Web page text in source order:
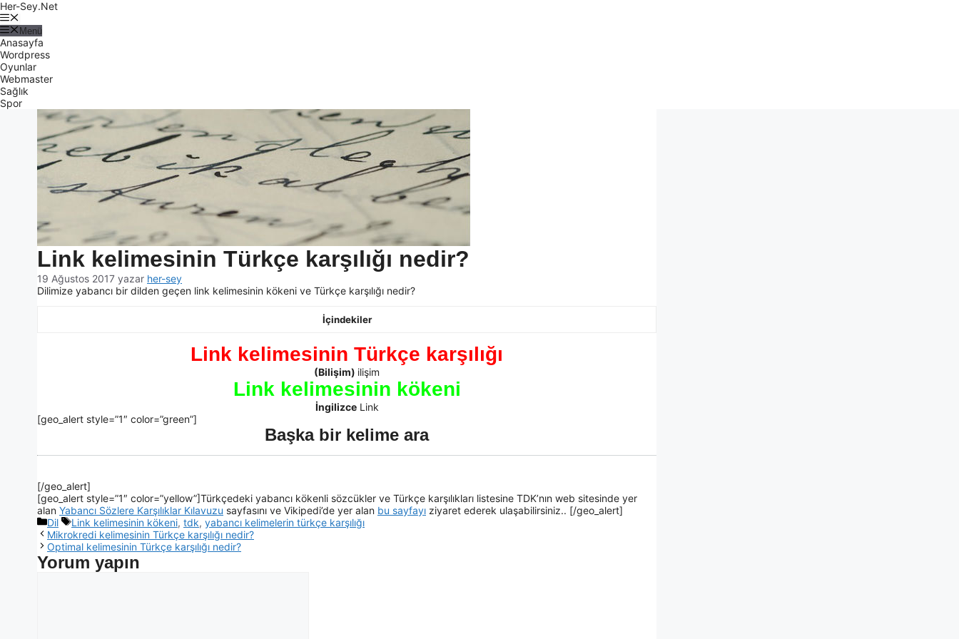
Her-Sey.Net
Menü
Anasayfa
Wordpress
Oyunlar
Webmaster
Sağlık
Spor
Link kelimesinin Türkçe karşılığı nedir?
19 Ağustos 2017 yazar her-sey
Dilimize yabancı bir dilden geçen link kelimesinin kökeni ve Türkçe karşılığı nedir?
İçindekiler
Link kelimesinin Türkçe karşılığı
(Bilişim) ilişim
Link kelimesinin kökeni
İngilizceLink
[geo_alert style=”1″ color=”green”]
Başka bir kelime ara
[/geo_alert]
[geo_alert style=”1″ color=”yellow”]Türkçedeki yabancı kökenli sözcükler ve Türkçe karşılıkları listesine TDK’nın web sitesinde yer
alan Yabancı Sözlere Karşılıklar Kılavuzu sayfasını ve Vikipedi’de yer alan bu sayfayı ziyaret ederek ulaşabilirsiniz.. [/geo_alert]
Dil
Link kelimesinin kökeni, tdk, yabancı kelimelerin türkçe karşılığı
Mikrokredi kelimesinin Türkçe karşılığı nedir?
Optimal kelimesinin Türkçe karşılığı nedir?
Yorum yapın